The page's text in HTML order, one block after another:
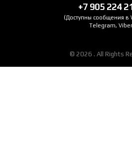
+7 905 224
(Доступны сообщения в
Telegram,
© 2026 . All Rights